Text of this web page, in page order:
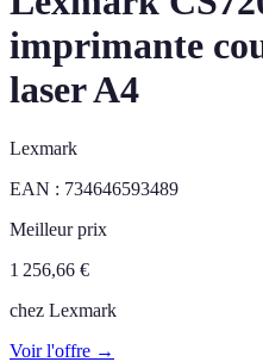
imprimante
laser A4
Lexmark
EAN : 734646593489
Meilleur prix
1 256,66 €
chez Lexmark
Voir l'offre →